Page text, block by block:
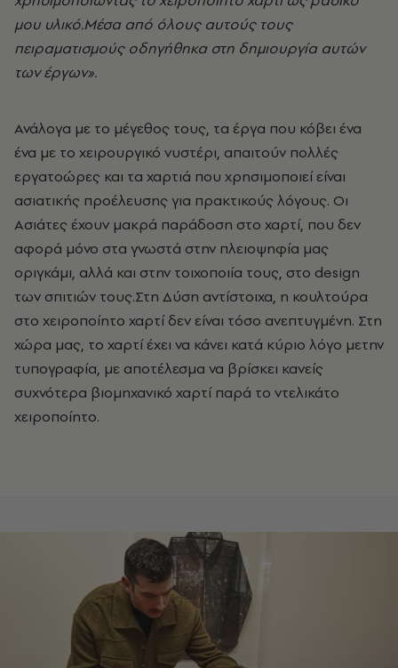
μου υλικό.Μέσα από όλους αυτούς τους
πειραματισμούς οδηγήθηκα στη δημιουργία αυτών
των έργων».
Ανάλογα με το μέγεθος τους, τα έργα που κόβει ένα
ένα με το χειρουργικό νυστέρι, απαιτούν πολλές
εργατοώρες και τα χαρτιά που χρησιμοποιεί είναι
ασιατικής προέλευσης για πρακτικούς λόγους. Οι
Ασιάτες έχουν μακρά παράδοση στο χαρτί, που δεν
αφορά μόνο στα γνωστά στην πλειοψηφία μας
οριγκάμι, αλλά και στην τοιχοποιία τους, στο design
των σπιτιών τους.Στη Δύση αντίστοιχα, η κουλτούρα
στο χειροποίητο χαρτί δεν είναι τόσο ανεπτυγμένη. Στη
χώρα μας, το χαρτί έχει να κάνει κατά κύριο λόγο μετην
τυπογραφία, με αποτέλεσμα να βρίσκει κανείς
συχνότερα βιομηχανικό χαρτί παρά το ντελικάτο
χειροποίητο.